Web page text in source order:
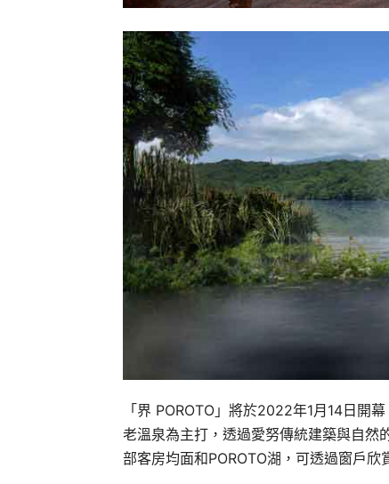
「界 POROTO」將於2022年1月14日開
老溫泉為主打，透過愛努傳統建築與自然
部客房均面和POROTO湖，可透過窗戶欣